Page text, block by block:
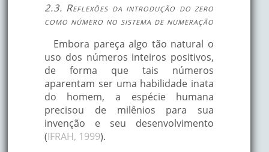
2.3. Reflexões da introdução do zero
como número no sistema de numeração
Embora pareça algo tão natural o
uso dos números inteiros positivos,
de forma que tais números
aparentam ser uma habilidade inata
do homem, a espécie humana
precisou de milênios para sua
invenção e seu desenvolvimento
(IFRAH, 1999).